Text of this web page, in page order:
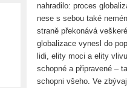
nahradilo: proces
nese s sebou také
straně překonává
globalizace vynesl do
lidi, elity moci a elity
schopné a připravené –
schopni všeho. Ve